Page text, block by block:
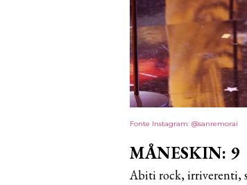
Fonte Instagram: @sanremorai
MÅNESKIN: 9
Abiti rock, irriverenti,